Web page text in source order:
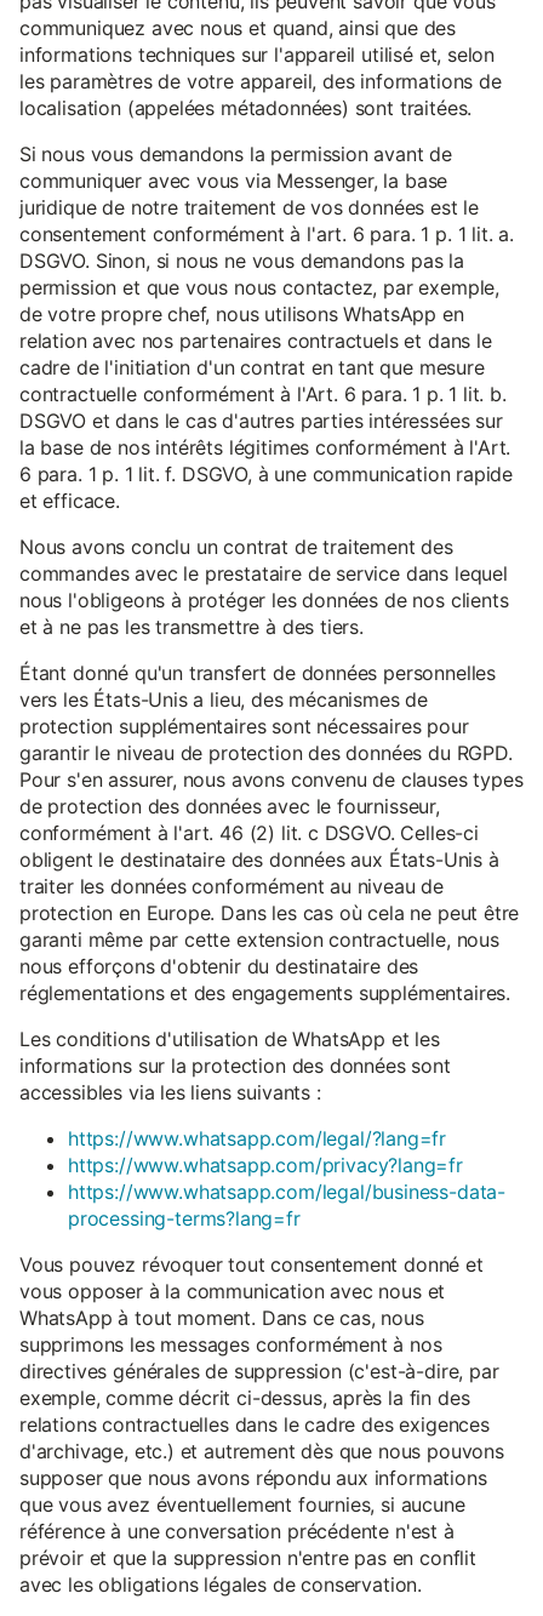
communiquez avec nous et quand, ainsi que des
informations techniques sur l'appareil utilisé et, selon
les paramètres de votre appareil, des informations de
localisation (appelées métadonnées) sont traitées.
Si nous vous demandons la permission avant de
communiquer avec vous via Messenger, la base
juridique de notre traitement de vos données est le
consentement conformément à l'art. 6 para. 1 p. 1 lit. a.
DSGVO. Sinon, si nous ne vous demandons pas la
permission et que vous nous contactez, par exemple,
de votre propre chef, nous utilisons WhatsApp en
relation avec nos partenaires contractuels et dans le
cadre de l'initiation d'un contrat en tant que mesure
contractuelle conformément à l'Art. 6 para. 1 p. 1 lit. b.
DSGVO et dans le cas d'autres parties intéressées sur
la base de nos intérêts légitimes conformément à l'Art.
6 para. 1 p. 1 lit. f. DSGVO, à une communication rapide
et efficace.
Nous avons conclu un contrat de traitement des
commandes avec le prestataire de service dans lequel
nous l'obligeons à protéger les données de nos clients
et à ne pas les transmettre à des tiers.
Étant donné qu'un transfert de données personnelles
vers les États-Unis a lieu, des mécanismes de
protection supplémentaires sont nécessaires pour
garantir le niveau de protection des données du RGPD.
Pour s'en assurer, nous avons convenu de clauses types
de protection des données avec le fournisseur,
conformément à l'art. 46 (2) lit. c DSGVO. Celles-ci
obligent le destinataire des données aux États-Unis à
traiter les données conformément au niveau de
protection en Europe. Dans les cas où cela ne peut être
garanti même par cette extension contractuelle, nous
nous efforçons d'obtenir du destinataire des
réglementations et des engagements supplémentaires.
Les conditions d'utilisation de WhatsApp et les
informations sur la protection des données sont
accessibles via les liens suivants :
https://www.whatsapp.com/legal/?lang=fr
https://www.whatsapp.com/privacy?lang=fr
https://www.whatsapp.com/legal/business-data-
processing-terms?lang=fr
Vous pouvez révoquer tout consentement donné et
vous opposer à la communication avec nous et
WhatsApp à tout moment. Dans ce cas, nous
supprimons les messages conformément à nos
directives générales de suppression (c'est-à-dire, par
exemple, comme décrit ci-dessus, après la fin des
relations contractuelles dans le cadre des exigences
d'archivage, etc.) et autrement dès que nous pouvons
supposer que nous avons répondu aux informations
que vous avez éventuellement fournies, si aucune
référence à une conversation précédente n'est à
prévoir et que la suppression n'entre pas en conflit
avec les obligations légales de conservation.